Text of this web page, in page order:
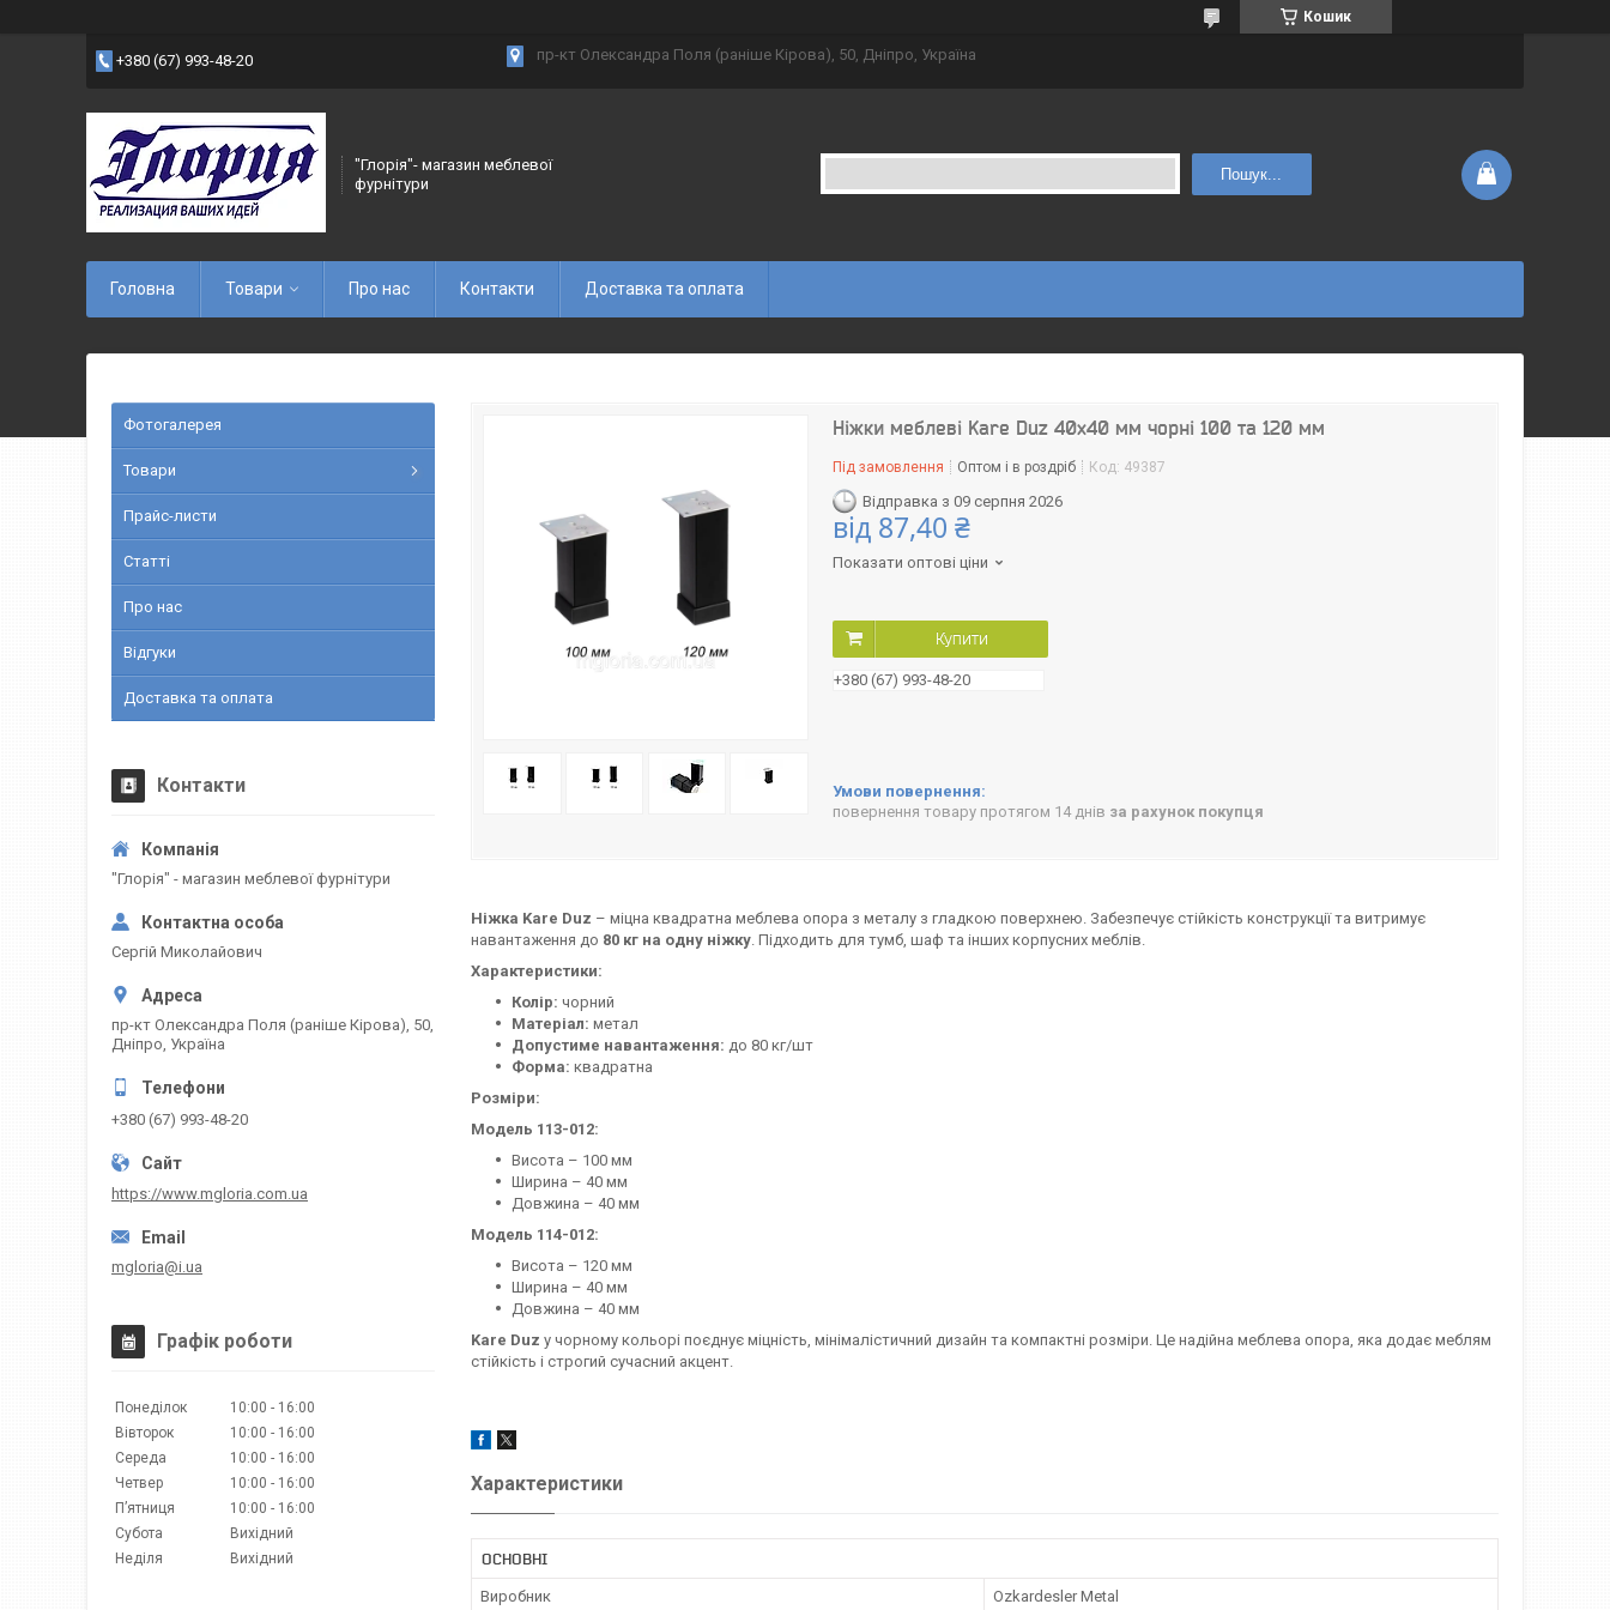
Кошик
+380 (67) 993-48-20 пр-кт Олександра Поля (раніше Кірова), 50, Дніпро, Україна
"Глорія"- магазин меблевої
фурнітури
Пошук...
Головна Товари Про нас Контакти Доставка та оплата
Ніжки меблеві Kare Duz 40х40 мм чорні 100 та 120 мм
Під замовлення Оптом і в роздріб Код: 49387
Відправка з 09 серпня 2026
від 87,40 ₴
Показати оптові ціни
Купити
+380 (67) 993-48-20
повернення товару протягом 14 днів за рахунок покупця
Ніжка Kare Duz – міцна квадратна меблева опора з металу з гладкою поверхнею. Забезпечує стійкість конструкції та витримує
навантаження до 80 кг на одну ніжку. Підходить для тумб, шаф та інших корпусних меблів.
Характеристики:
Колір: чорний
Матеріал: метал
Допустиме навантаження: до 80 кг/шт
Форма: квадратна
Розміри:
Модель 113-012:
Висота – 100 мм
Ширина – 40 мм
Довжина – 40 мм
Модель 114-012:
Висота – 120 мм
Ширина – 40 мм
Довжина – 40 мм
Kare Duz у чорному кольорі поєднує міцність, мінімалістичний дизайн та компактні розміри. Це надійна меблева опора, яка додає меблям
стійкість і строгий сучасний акцент.
Характеристики
ОСНОВНІ
Виробник Ozkardesler Metal
Фотогалерея
Товари
Прайс-листи
Статті
Про нас
Відгуки
Доставка та оплата
Контакти
"Глорія" - магазин меблевої фурнітури
Сергій Миколайович
пр-кт Олександра Поля (раніше Кірова), 50,
Дніпро, Україна
+380 (67) 993-48-20
https://www.mgloria.сom.ua
mgloria@i.ua
Графік роботи
Понеділок 10:00
16:00
Вівторок
10:00
16:00
Середа
10:00
16:00
Четвер
10:00
16:00
Пʼятниця
10:00
16:00
Субота
Вихідний
Неділя
Вихідний